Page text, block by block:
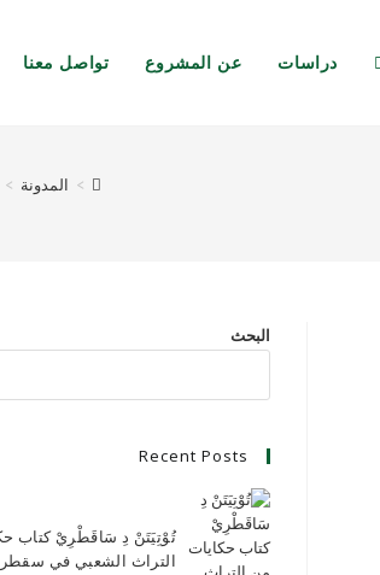
دراسات عن المشروع تواصل معنا
> المدونة >
البحث
Recent Posts
تُوْتِيَتَنْ دِ سَاقَطْرِيْ كتاب
التراث الشعبي في